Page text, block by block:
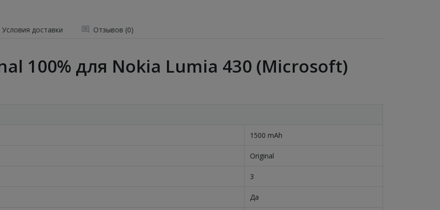
Условия доставки Отзывов (0)
100% для Nokia Lumia 430 (Microsoft)
1500 mAh
Original
3
Да